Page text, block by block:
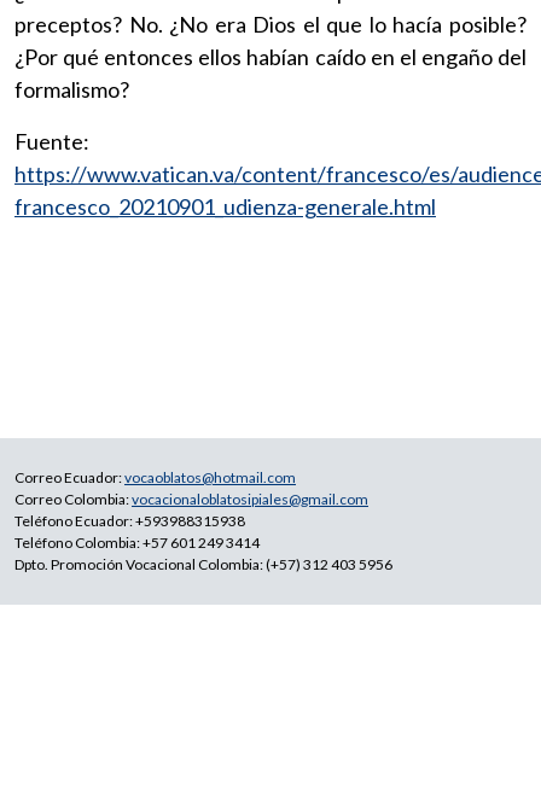
preceptos? No. ¿No era Dios el que lo hacía posible?
¿Por qué entonces ellos habían caído en el engaño del
formalismo?
Fuente:
https://www.vatican.va/content/francesco/es/
francesco_20210901_udienza-generale.html
Correo Ecuador:vocaoblatos@hotmail.com
Correo Colombia:vocacionaloblatosipiales@gmail.com
Teléfono Ecuador: +593988315938
Teléfono Colombia: +57 601 249 3414
Dpto. Promoción Vocacional Colombia: (+57) 312 403 5956